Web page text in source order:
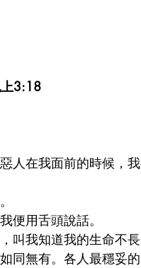
3:18
人在我面前的時候，
便用舌頭說話。
叫我知道我的生命不長
同無有。各人最穩妥